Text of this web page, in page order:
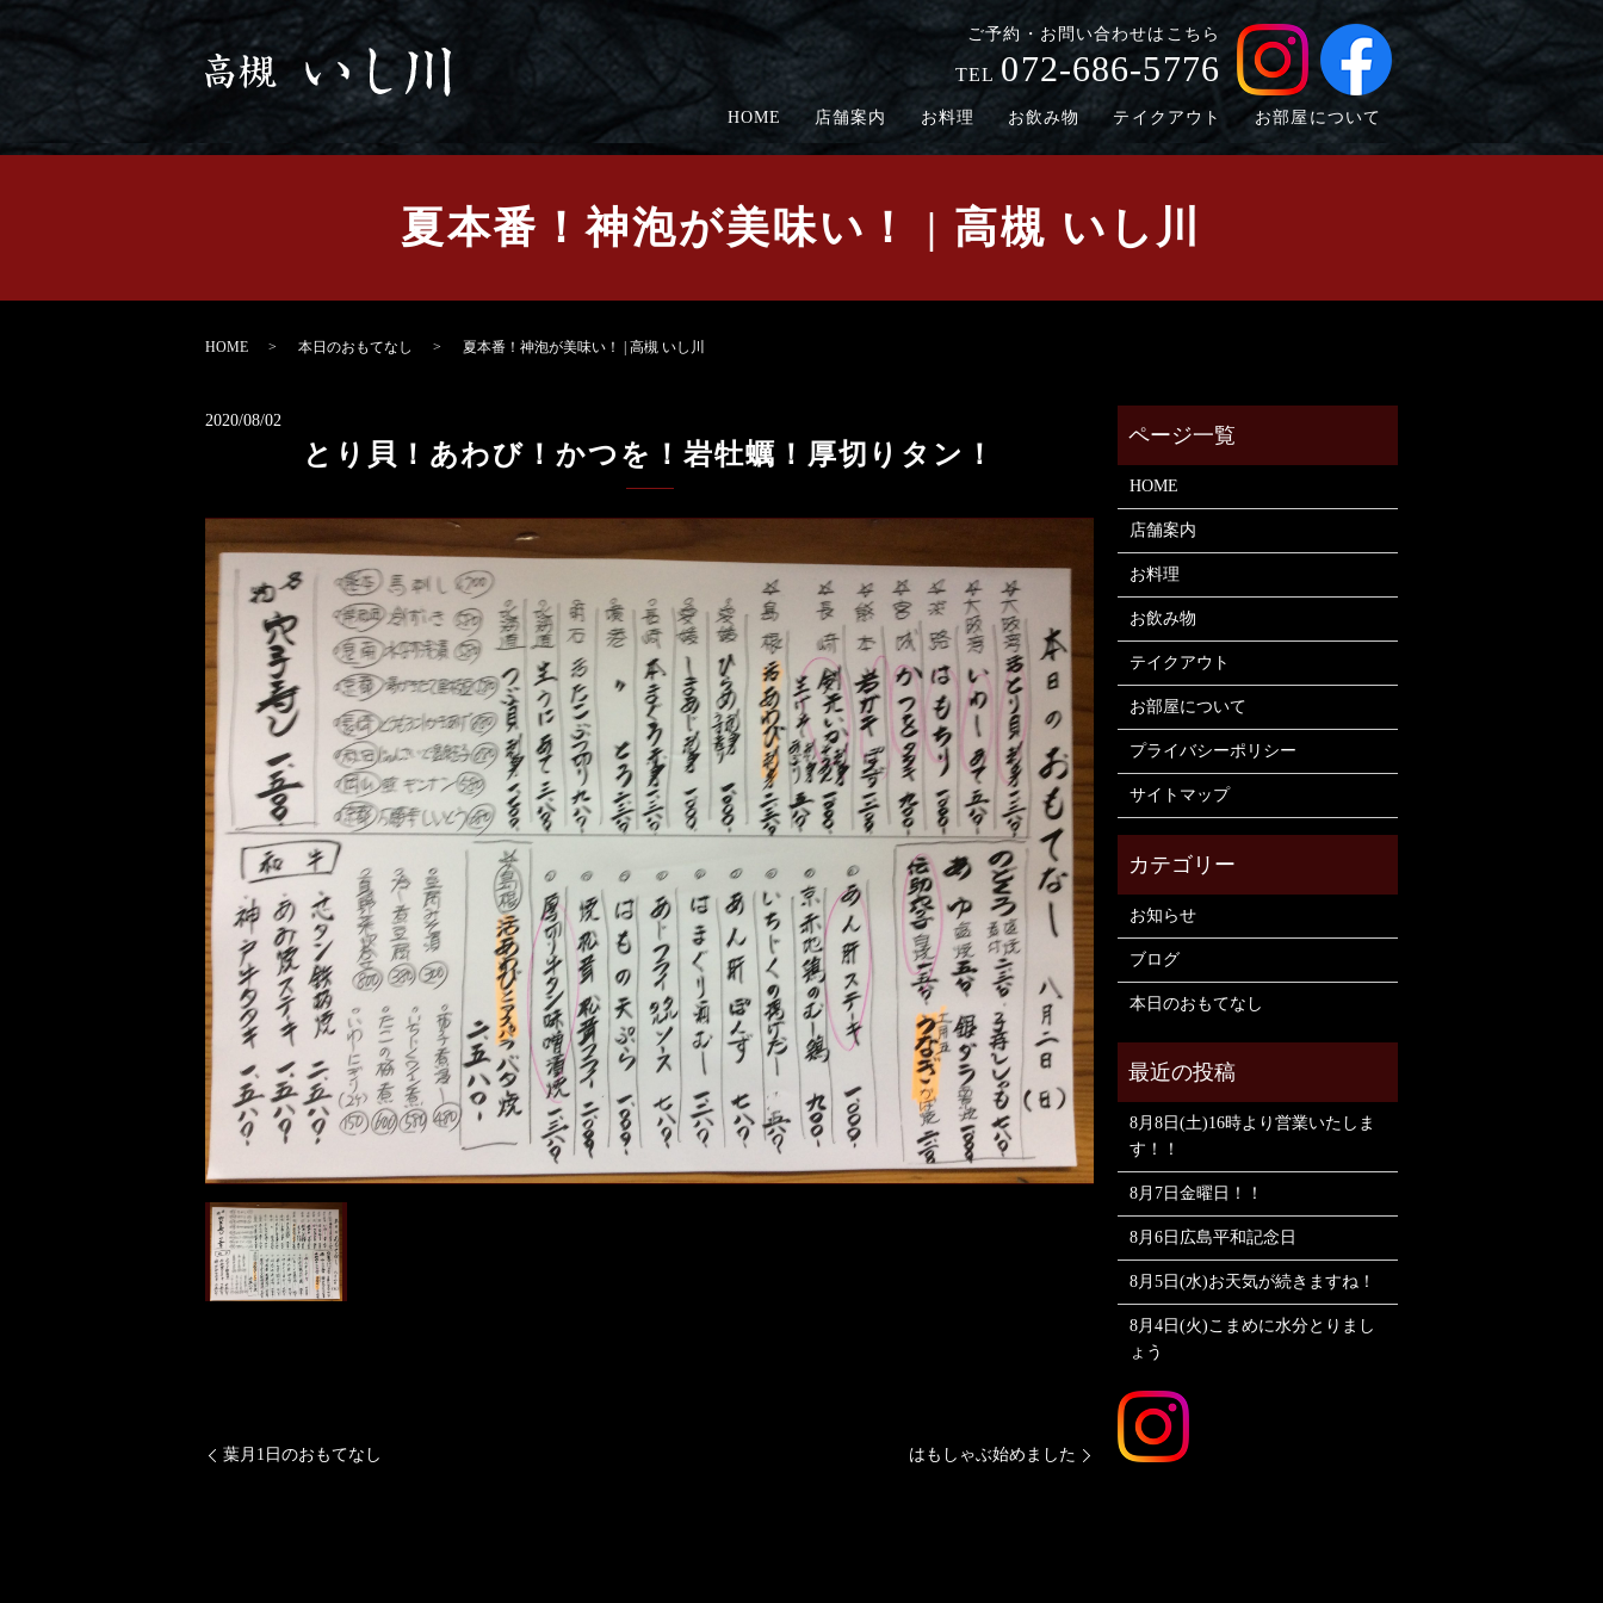
ご予約・お問い合わせはこちら
TEL 072-686-5776
HOME 店舗案内 お料理 お飲み物 テイクアウト お部屋について
夏本番！神泡が美味い！ | 高槻 いし川
HOME 本日のおもてなし 夏本番！神泡が美味い！ | 高槻 いし川
2020/08/02
とり貝！あわび！かつを！岩牡蠣！厚切りタン！
葉月1日のおもてなし はもしゃぶ始めました
HOME
店舗案内
お料理
お飲み物
テイクアウト
お部屋について
プライバシーポリシー
サイトマップ
お知らせ
ブログ
本日のおもてなし
8月8日(土)16時より営業いたしま
す！！
8月7日金曜日！！
8月6日広島平和記念日
8月5日(水)お天気が続きますね！
8月4日(火)こまめに水分とりまし
ょう